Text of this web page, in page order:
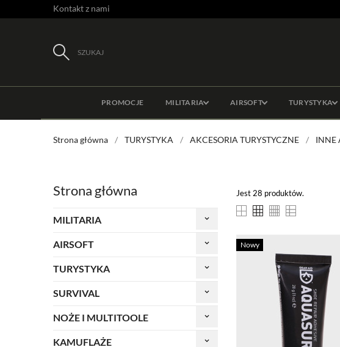
Kontakt z nami
SZUKAJ
PROMOCJE MILITARIA AIRSOFT TURYSTYKA
Strona główna TURYSTYKA AKCESORIA TURYSTYCZNE INNE
Strona główna
MILITARIA keyboard_arrow_down
AIRSOFT keyboard_arrow_down
TURYSTYKA keyboard_arrow_down
SURVIVAL keyboard_arrow_down
NOŻE I MULTITOOLE keyboard_arrow_down
KAMUFLAŻE keyboard_arrow_down
Jest 28 produktów.
Nowy